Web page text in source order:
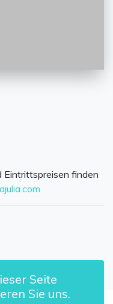
Eintrittspreisen finden
Seite
Sie uns.